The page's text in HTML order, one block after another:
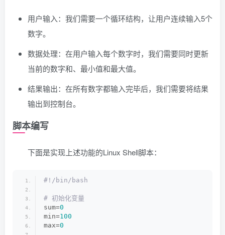
用户输入：我们需要一个循环结构，让用户连续输入5个
数字。
数据处理：在用户输入每个数字时，我们需要同时更新
当前的数字和、最小值和最大值。
结果输出：在所有数字都输入完毕后，我们需要将结果
输出到控制台。
脚本编写
下面是实现上述功能的Linux Shell脚本：
#!/bin/bash
# 初始化变量
sum=0
min=100
max=0